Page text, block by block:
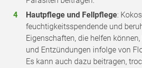
Hautpflege und Fellpflege:
feuchtigkeitsspendende und
Eigenschaften, die helfen
und Entzündungen infolge von
Es kann auch dazu beitragen,